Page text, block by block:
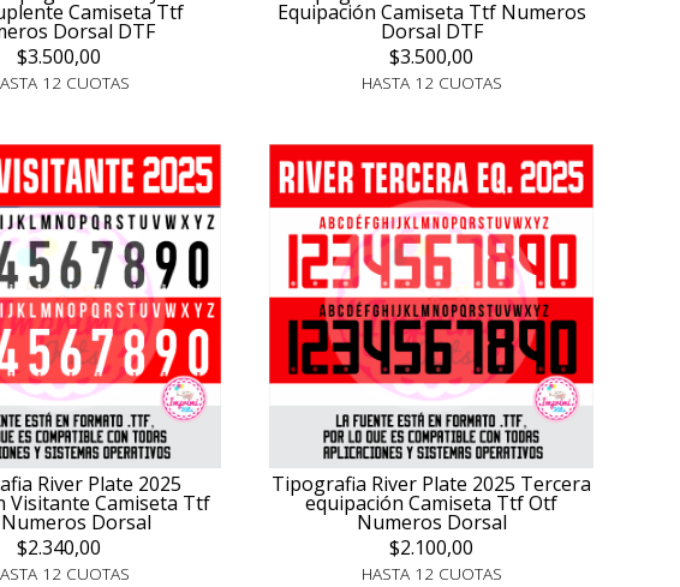
Camiseta Ttf
Dorsal DTF
$3.500,00
12 CUOTAS
Equipación Camiseta Ttf Numeros
Dorsal DTF
$3.500,00
HASTA 12 CUOTAS
River Plate 2025
Visitante Camiseta Ttf
Dorsal
$2.340,00
12 CUOTAS
Tipografia River Plate 2025 Tercera
equipación Camiseta Ttf Otf
Numeros Dorsal
$2.100,00
HASTA 12 CUOTAS